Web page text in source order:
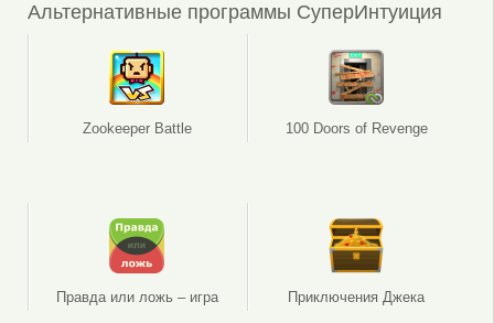
Альтернативные программы СуперИнтуиция
Zookeeper Battle 100 Doors of Revenge
Правда или ложь – игра Приключения Джека